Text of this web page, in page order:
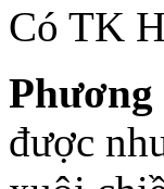
Có TK
được